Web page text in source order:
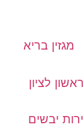
מגזין בריא